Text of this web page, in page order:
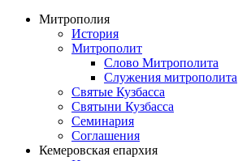
Митрополия
История
Митрополит
Слово Митрополита
Служения митрополита
Святые Кузбасса
Святыни Кузбасса
Семинария
Соглашения
Кемеровская епархия